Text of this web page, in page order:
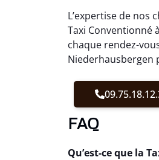
L’expertise de nos
Taxi Conventionné
chaque rendez-
Niederhausbergen
FAQ
Qu’est-ce que la